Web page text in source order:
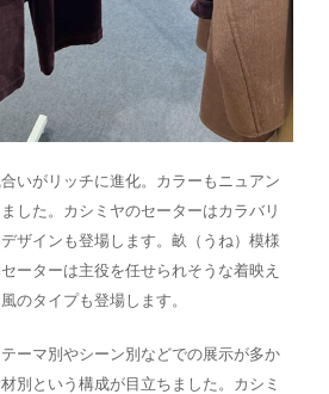
いがリッチに進化。カラーもニュアン
した。カシミヤのセーターはカラバリ
ザインも登場します。畝（うね）模様
ーターは主役を任せられそうな着映え
のタイプも登場します。
ーマ別やシーン別などでの展示が多か
別という構成が目立ちました。カシミ